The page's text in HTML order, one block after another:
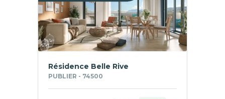
Résidence Belle Rive
PUBLIER - 74500